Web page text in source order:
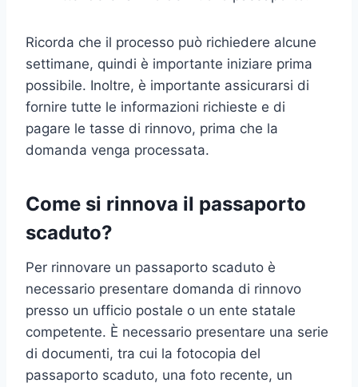
Ricorda che il processo può richiedere alcune
settimane, quindi è importante iniziare prima
possibile. Inoltre, è importante assicurarsi di
fornire tutte le informazioni richieste e di
pagare le tasse di rinnovo, prima che la
domanda venga processata.
Come si rinnova il passaporto
scaduto?
Per rinnovare un passaporto scaduto è
necessario presentare domanda di rinnovo
presso un ufficio postale o un ente statale
competente. È necessario presentare una serie
di documenti, tra cui la fotocopia del
passaporto scaduto, una foto recente, un